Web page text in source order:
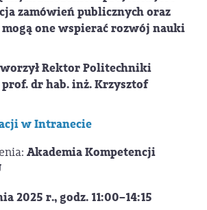
zamówień publicznych oraz
one wspierać rozwój nauki
Rektor Politechniki
dr hab. inż. Krzysztof
w Intranecie
Akademia Kompetencji
2025 r., godz. 11:00–14:15